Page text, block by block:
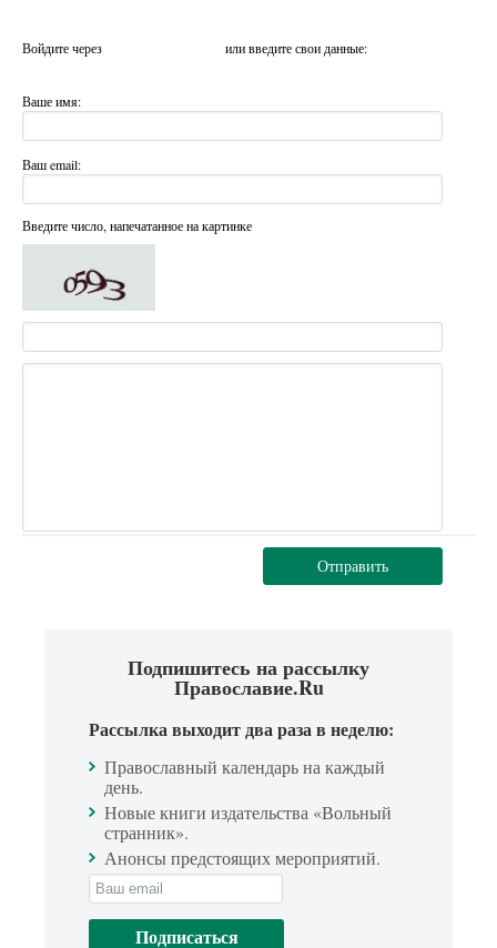
Войдите через или введите свои данные:
Ваше имя:
Ваш email:
Введите число, напечатанное на картинке
Отправить
Подпишитесь на рассылку
Православие.Ru
Рассылка выходит два раза в неделю:
Православный календарь на каждый
день.
Новые книги издательства «Вольный
странник».
Анонсы предстоящих мероприятий.